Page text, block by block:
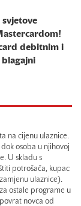
debitnim i
na cijenu ulaznice.
osoba u njihovoj
U skladu s
potrošača, kupac
ulaznice).
ostale programe u
novca od